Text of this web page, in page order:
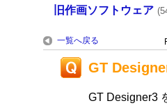
旧作画ソフトウェア
一覧へ戻る
GT
GT Designer3